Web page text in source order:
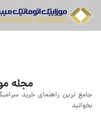
مجله
جامع ترین راهنمای خرید
بخوانید